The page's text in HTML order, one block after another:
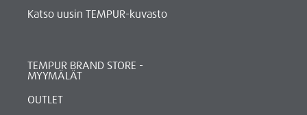
Katso uusin TEMPUR-kuvasto
TEMPUR BRAND STORE -
MYYMÄLÄT
OUTLET